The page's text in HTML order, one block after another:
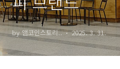
by 앰코인스토리.. 2025. 3. 31.